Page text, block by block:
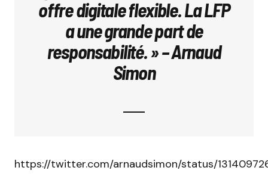
offre digitale flexible. La LFP
a une grande part de
responsabilité. » – Arnaud
Simon
https://twitter.com/arnaudsimon/status/